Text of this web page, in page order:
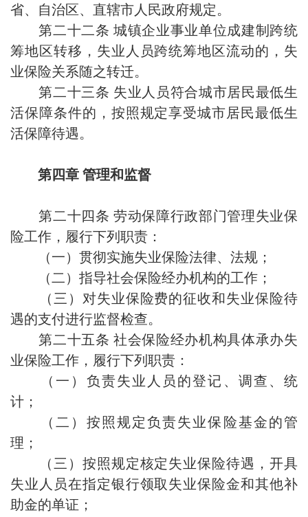
省、自治区、直辖市人民政府规定。
第二十二条 城镇企业事业单位成建制跨统
筹地区转移，失业人员跨统筹地区流动的，失
业保险关系随之转迁。
第二十三条 失业人员符合城市居民最低生
活保障条件的，按照规定享受城市居民最低生
活保障待遇。
第四章 管理和监督
第二十四条 劳动保障行政部门管理失业保
险工作，履行下列职责：
（一）贯彻实施失业保险法律、法规；
（二）指导社会保险经办机构的工作；
（三）对失业保险费的征收和失业保险待
遇的支付进行监督检查。
第二十五条 社会保险经办机构具体承办失
业保险工作，履行下列职责：
（一）负责失业人员的登记、调查、统
计；
（二）按照规定负责失业保险基金的管
理；
（三）按照规定核定失业保险待遇，开具
失业人员在指定银行领取失业保险金和其他补
助金的单证；